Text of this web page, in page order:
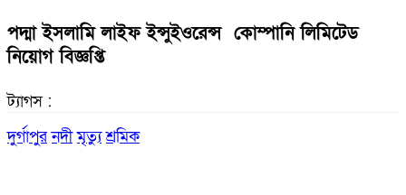
পদ্মা ইসলামি লাইফ ইন্সুইওরেন্স কোম্পানি লিমিটেড
নিয়োগ বিজ্ঞপ্তি
ট্যাগস :
দুর্গাপুর নদী মৃত্যু শ্রমিক